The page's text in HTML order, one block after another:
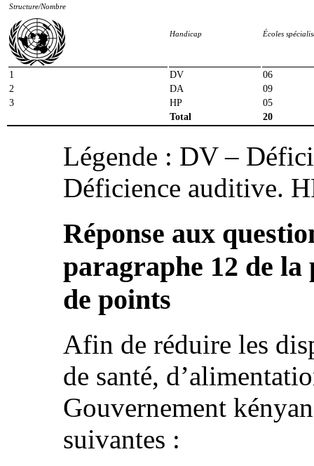
Structure/Nombre
Handicap Écoles
1 DV
06
2
DA
09
3
HP
05
Total
20
Légende : DV –
Déficience auditive.
Réponse aux
paragraphe 12 de
de points
Afin de réduire les
de santé,
Gouvernement
suivantes :